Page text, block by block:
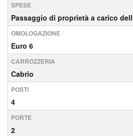
SPESE
Passaggio di proprietà a carico
OMOLOGAZIONE
Euro 6
CARROZZERIA
Cabrio
POSTI
4
PORTE
2